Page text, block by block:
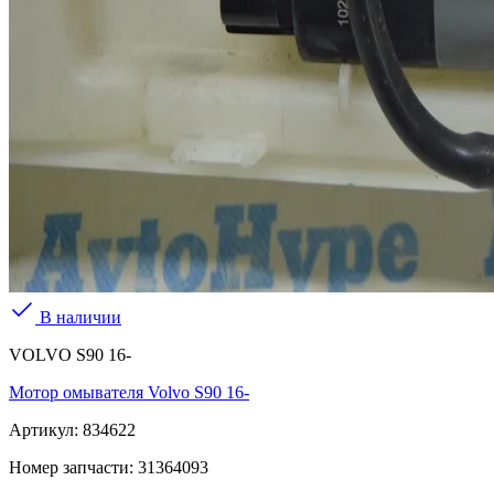
В наличии
VOLVO S90 16-
Мотор омывателя Volvo S90 16-
Артикул: 834622
Номер запчасти: 31364093